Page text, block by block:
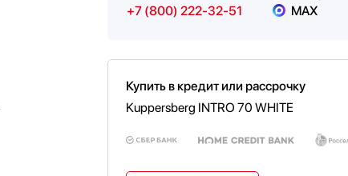
+7 (800) 222-32-51
MAX
Купить в кредит или рассрочку
Kuppersberg INTRO 70 WHITE